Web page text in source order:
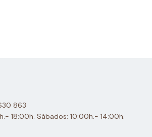
863
18:00h. Sábados: 10:00h.- 14:00h.